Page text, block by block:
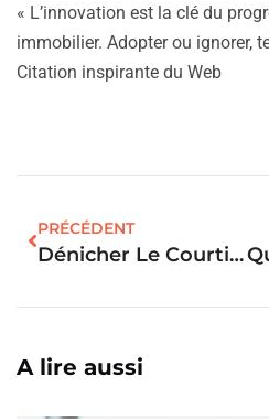
« L’innovation est la clé du
immobilier. Adopter ou ignorer,
Citation inspirante du Web
PRÉCÉDENT
Dénicher Le Courtier Idéal : Votre Atout Secret Pour Le Crédit Immobilier
A lire aussi